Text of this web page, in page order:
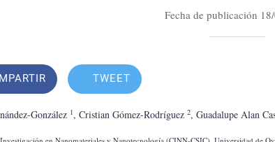
Fecha de publicación
TWEET
González 1, Cristian Gómez-Rodríguez 2, Guadalupe Alan